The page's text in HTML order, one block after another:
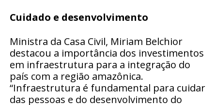
Cuidado e desenvolvimento
Ministra da Casa Civil, Miriam Belchior
destacou a importância dos investimentos
em infraestrutura para a integração do
país com a região amazônica.
“Infraestrutura é fundamental para cuidar
das pessoas e do desenvolvimento do